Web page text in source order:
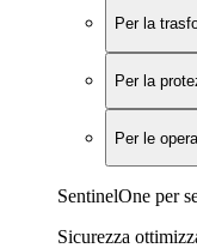
Per la
Per la
Per le
SentinelOne per
Sicurezza